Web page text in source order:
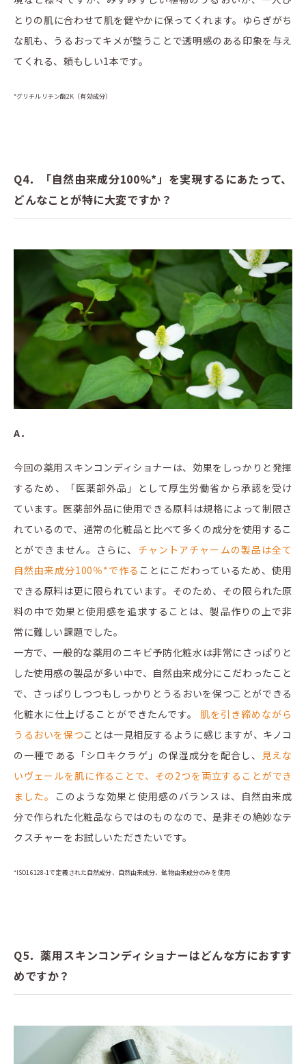
とりの肌に合わせて肌を健やかに保ってくれます。ゆらぎがち
な肌も、うるおってキメが整うことで透明感のある印象を与え
てくれる、頼もしい1本です。
*グリチルリチン酸2K（有効成分）
Q4．「自然由来成分100%*」を実現するにあたって、
どんなことが特に大変ですか？
A．
今回の薬用スキンコンディショナーは、効果をしっかりと発揮
するため、「医薬部外品」として厚生労働省から承認を受け
ています。医薬部外品に使用できる原料は規格によって制限さ
れているので、通常の化粧品と比べて多くの成分を使用するこ
とができません。さらに、 チャントアチャームの製品は全て
自然由来成分100％*で作る ことにこだわっているため、使用
できる原料は更に限られています。そのため、その限られた原
料の中で効果と使用感を追求することは、製品作りの上で非
常に難しい課題でした。
一方で、一般的な薬用のニキビ予防化粧水は非常にさっぱりと
した使用感の製品が多い中で、自然由来成分にこだわったこと
で、さっぱりしつつもしっかりとうるおいを保つことができる
化粧水に仕上げることができたんです。
肌を引き締めながら
うるおいを保つことは一見相反するように感じますが、キノコ
の一種である「シロキクラゲ」の保湿成分を配合し、
見えな
いヴェールを肌に作ることで、その2つを両立することができ
ました。
このような効果と使用感のバランスは、自然由来成
分で作られた化粧品ならではのものなので、是非その絶妙なテ
クスチャーをお試しいただきたいです。
*ISO16128-1で定義された自然成分、自然由来成分、鉱物由来成分のみを使用
Q5．薬用スキンコンディショナーはどんな方におすす
めですか？